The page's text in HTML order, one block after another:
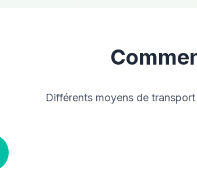
Différents moyens de